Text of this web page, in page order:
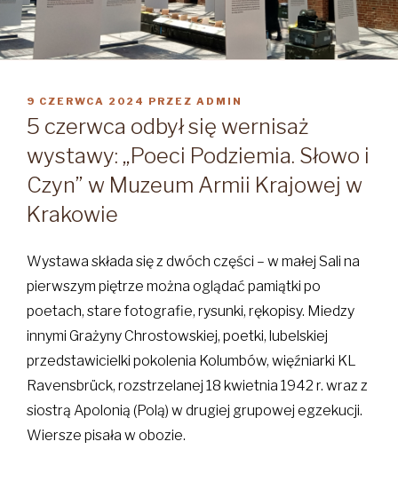
OPUBLIKOWANE
W
9 CZERWCA 2024 PRZEZ ADMIN
5 czerwca odbył się wernisaż
wystawy: „Poeci Podziemia. Słowo i
Czyn” w Muzeum Armii Krajowej w
Krakowie
Wystawa składa się z dwóch części – w małej Sali na
pierwszym piętrze można oglądać pamiątki po
poetach, stare fotografie, rysunki, rękopisy. Miedzy
innymi Grażyny Chrostowskiej, poetki, lubelskiej
przedstawicielki pokolenia Kolumbów, więźniarki KL
Ravensbrück, rozstrzelanej 18 kwietnia 1942 r. wraz z
siostrą Apolonią (Polą) w drugiej grupowej egzekucji.
Wiersze pisała w obozie.